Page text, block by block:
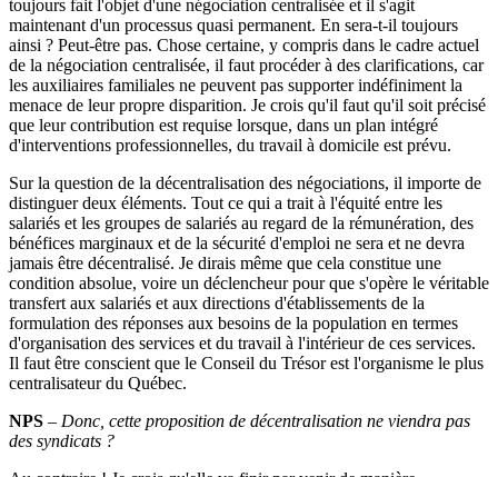
toujours fait l'objet d'une négociation centralisée et il s'agit
maintenant d'un processus quasi permanent. En sera-t-il toujours
ainsi ? Peut-être pas. Chose certaine, y compris dans le cadre actuel
de la négociation centralisée, il faut procéder à des clarifications, car
les auxiliaires familiales ne peuvent pas supporter indéfiniment la
menace de leur propre disparition. Je crois qu'il faut qu'il soit précisé
que leur contribution est requise lorsque, dans un plan intégré
d'interventions professionnelles, du travail à domicile est prévu.
Sur la question de la décentralisation des négociations, il importe de
distinguer deux éléments. Tout ce qui a trait à l'équité entre les
salariés et les groupes de salariés au regard de la rémunération, des
bénéfices marginaux et de la sécurité d'emploi ne sera et ne devra
jamais être décentralisé. Je dirais même que cela constitue une
condition absolue, voire un déclencheur pour que s'opère le véritable
transfert aux salariés et aux directions d'établissements de la
formulation des réponses aux besoins de la population en termes
d'organisation des services et du travail à l'intérieur de ces services.
Il faut être conscient que le Conseil du Trésor est l'organisme le plus
centralisateur du Québec.
NPS – Donc, cette proposition de décentralisation ne viendra pas
des syndicats ?